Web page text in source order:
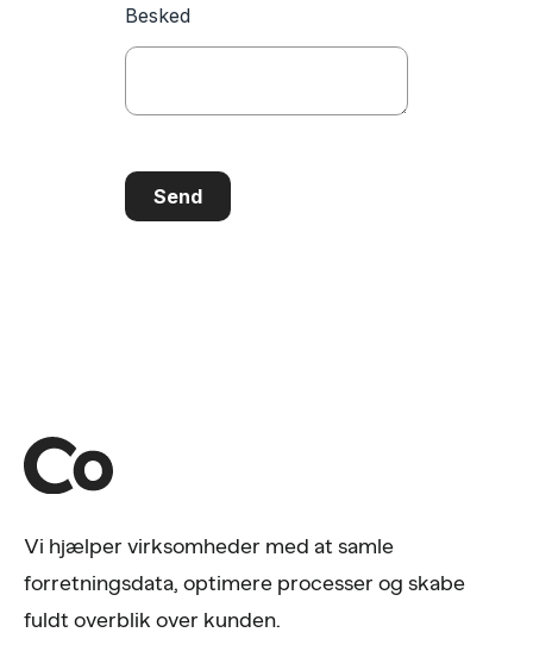
Besked
Send
Vi hjælper virksomheder med at samle
forretningsdata, optimere processer og skabe
fuldt overblik over kunden.